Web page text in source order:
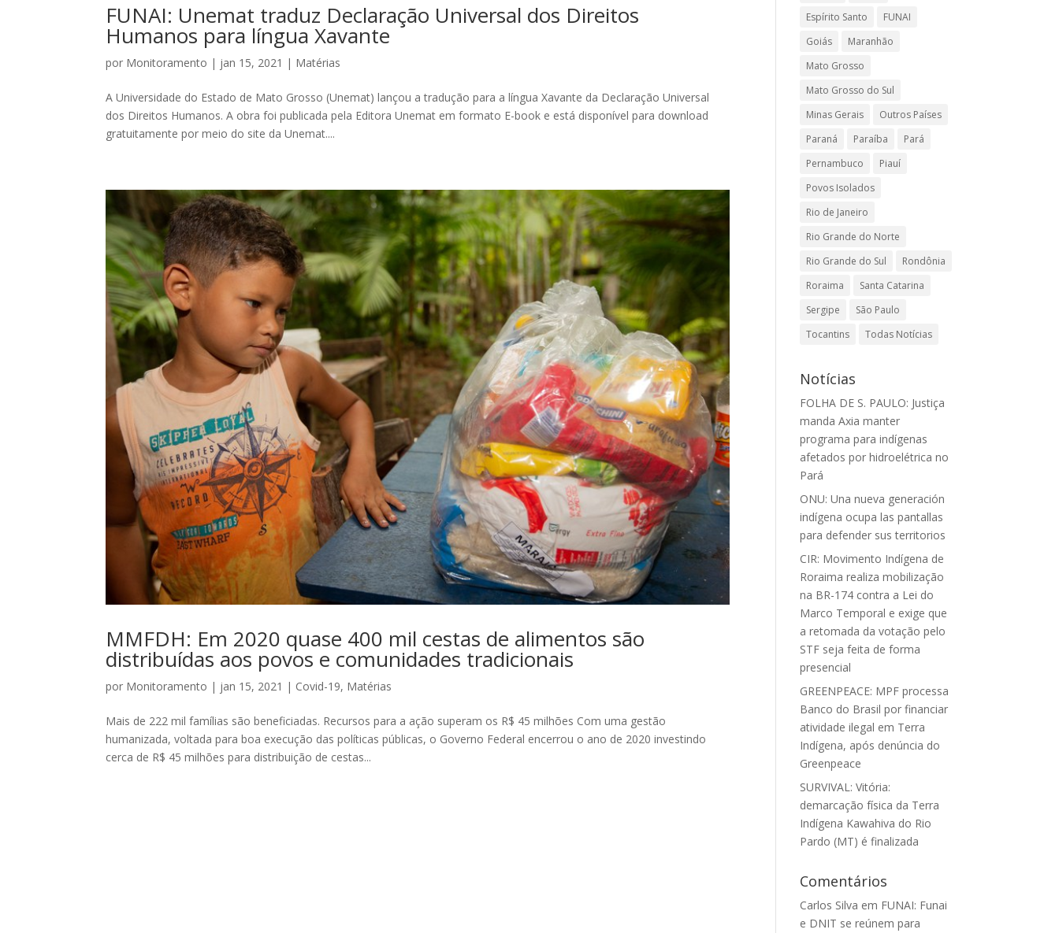
FUNAI: Unemat traduz Declaração Universal dos Direitos
Humanos para língua Xavante
por Monitoramento | jan 15, 2021 | Matérias
A Universidade do Estado de Mato Grosso (Unemat) lançou a tradução para a língua Xavante da Declaração Universal
dos Direitos Humanos. A obra foi publicada pela Editora Unemat em formato E-book e está disponível para download
gratuitamente por meio do site da Unemat....
MMFDH: Em 2020 quase 400 mil cestas de alimentos são
distribuídas aos povos e comunidades tradicionais
por Monitoramento | jan 15, 2021 | Covid-19, Matérias
Mais de 222 mil famílias são beneficiadas. Recursos para a ação superam os R$ 45 milhões Com uma gestão
humanizada, voltada para boa execução das políticas públicas, o Governo Federal encerrou o ano de 2020 investindo
cerca de R$ 45 milhões para distribuição de cestas...
Espírito Santo
FUNAI
Goiás
Maranhão
Mato Grosso
Mato Grosso do Sul
Minas Gerais
Outros Países
Paraná
Paraíba
Pará
Pernambuco
Piauí
Povos Isolados
Rio de Janeiro
Rio Grande do Norte
Rio Grande do Sul
Rondônia
Roraima
Santa Catarina
Sergipe
São Paulo
Tocantins
Todas Notícias
Notícias
FOLHA DE S. PAULO: Justiça
manda Axia manter
programa para indígenas
afetados por hidroelétrica no
Pará
ONU: Una nueva generación
indígena ocupa las pantallas
para defender sus territorios
CIR: Movimento Indígena de
Roraima realiza mobilização
na BR-174 contra a Lei do
Marco Temporal e exige que
a retomada da votação pelo
STF seja feita de forma
presencial
GREENPEACE: MPF processa
Banco do Brasil por financiar
atividade ilegal em Terra
Indígena, após denúncia do
Greenpeace
SURVIVAL: Vitória:
demarcação física da Terra
Indígena Kawahiva do Rio
Pardo (MT) é finalizada
Comentários
Carlos Silva em FUNAI: Funai
e DNIT se reúnem para